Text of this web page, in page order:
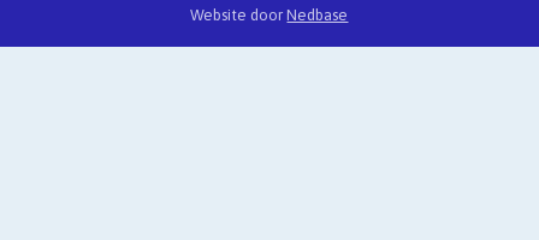
Website doorNedbase